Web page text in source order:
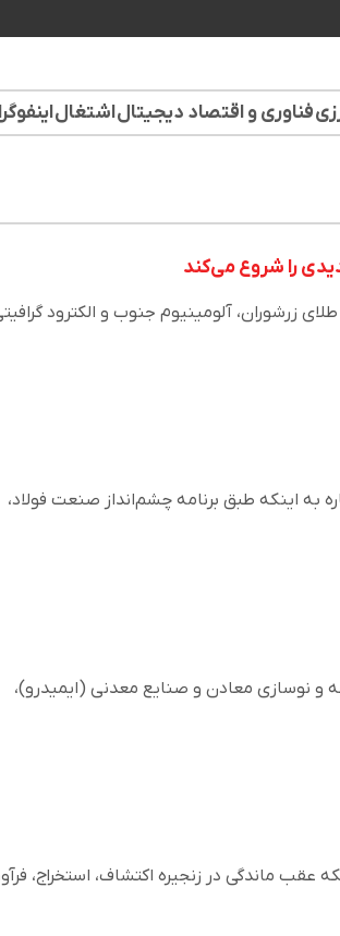
فناوری و اقتصاد دیجیتالاشتغال
را شروع می‌کند
زرشوران، آلومینیوم جنوب و الکترود
به اینکه طبق برنامه چشم‌انداز صنعت فولاد،
نوسازی معادن و صنایع معدنی (ایمیدرو)،
عقب ماندگی در زنجیره اکتشاف، استخراج،